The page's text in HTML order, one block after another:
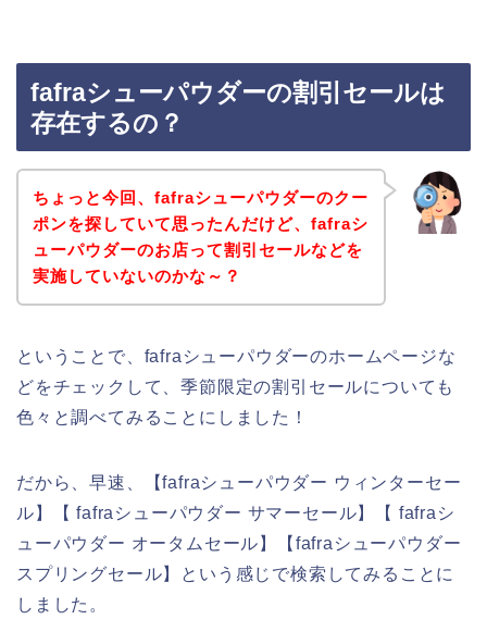
fafraシューパウダーの割引セールは
存在するの？
ちょっと今回、fafraシューパウダーのクー
ポンを探していて思ったんだけど、fafraシ
ューパウダーのお店って割引セールなどを
実施していないのかな～？
ということで、fafraシューパウダーのホームページな
どをチェックして、季節限定の割引セールについても
色々と調べてみることにしました！
だから、早速、【fafraシューパウダー ウィンターセー
ル】【 fafraシューパウダー サマーセール】【 fafraシ
ューパウダー オータムセール】【fafraシューパウダー
スプリングセール】という感じで検索してみることに
しました。